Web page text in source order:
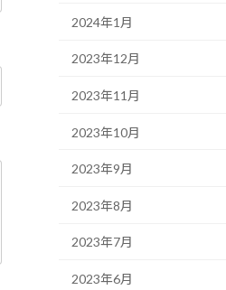
2024年1月
2023年12月
2023年11月
2023年10月
2023年9月
2023年8月
2023年7月
2023年6月